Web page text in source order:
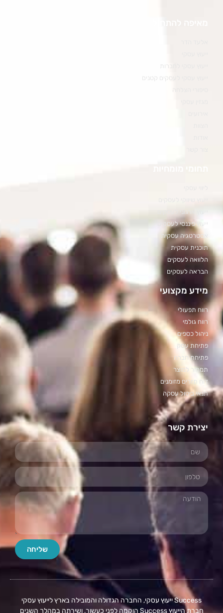
ייעוץ עסקי לחברות
ייעוץ עסקי לעסקים קטנים
ייעוץ ארגוני לעסקים
ייעוץ פיננסי לעסקים
אסטרטגיה עסקית
תוכנית עסקית
הלוואה לעסקים
הבראה לעסקים
מידע מקצועי
רווח תפעולי
רווח גולמי
ניהול כספים
פתיחת עסק
פתיחת חברה
תמחור למוצר
דוח תזרים מזומנים
תנאי ביטול עסקה
יצירת קשר
שליחה
Success ייעוץ עסקי, החברה הגדולה והמובילה בארץ לייעוץ עסקי
חברת הייעוץ Success הוקמה לפני כעשור, ושירתה במהלך השנים